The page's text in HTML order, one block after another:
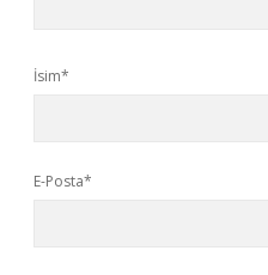
İsim*
E-Posta*